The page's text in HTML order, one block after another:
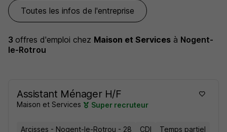
Toutes les infos de l'entreprise
3 offres d'emploi chez Maison et Services à Nogent-
le-Rotrou
Assistant Ménager H/F
Maison et Services Super recruteur
Arcisses - Nogent-le-Rotrou - 28 CDI
Temps partiel